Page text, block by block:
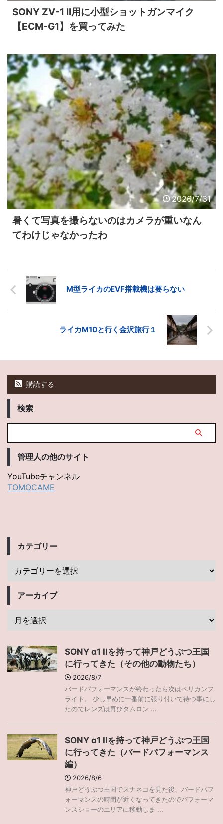
SONY ZV-1 II用に小型ショットガンマイク
【ECM-G1】を買ってみた
2026/7/31
暑くて写真を撮らないのはカメラが重いなん
てわけじゃなかったわ
M型ライカのEVF搭載機は要らない
ライカM10と行く金沢旅行１
購読する
検索
管理人の他のサイト
YouTubeチャンネル
TOMOCAME
カテゴリー
アーカイブ
SONY α1 IIを持って神戸どうぶつ王国
に行ってきた（その他の動物たち）
2026/8/7
バードパフォーマンスが終わったら次はペリカンフ
ライト。 少し早めに一番前に張り付いて待つ事にし
たのでレンズは再びタムロン ...
SONY α1 IIを持って神戸どうぶつ王国
に行ってきた（バードパフォーマンス
編）
2026/8/6
神戸どうぶつ王国でスナネコを見た後、バードパフ
ォーマンスの時間が近くなってきたのでパフォーマ
ンスショーのエリアに移動しま ...